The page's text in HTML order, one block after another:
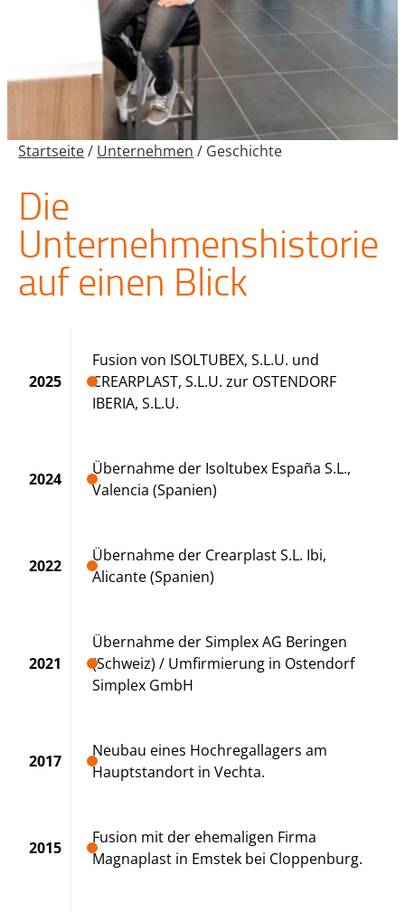
Startseite/ Unternehmen / Geschichte
Die
Unternehmenshistorie
auf einen Blick
2025
Fusion von ISOLTUBEX, S.L.U. und
CREARPLAST, S.L.U. zur OSTENDORF
IBERIA, S.L.U.
2024
Übernahme der Isoltubex España S.L.,
Valencia (Spanien)
2022
Übernahme der Crearplast S.L. Ibi,
Alicante (Spanien)
2021
Übernahme der Simplex AG Beringen
(Schweiz) / Umfirmierung in Ostendorf
Simplex GmbH
2017
Neubau eines Hochregallagers am
Hauptstandort in Vechta.
2015
Fusion mit der ehemaligen Firma
Magnaplast in Emstek bei Cloppenburg.